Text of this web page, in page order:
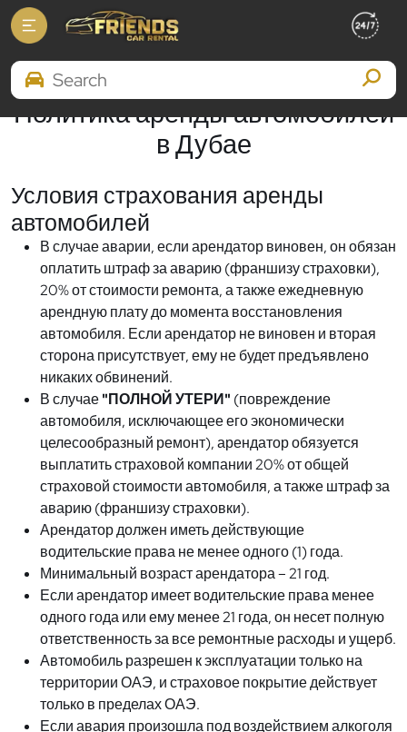
Search Brands
дом Политика аренды
Политика аренды автомобилей
в Дубае
Условия страхования аренды
автомобилей
В случае аварии, если арендатор виновен, он обязан
оплатить штраф за аварию (франшизу страховки),
20% от стоимости ремонта, а также ежедневную
арендную плату до момента восстановления
автомобиля. Если арендатор не виновен и вторая
сторона присутствует, ему не будет предъявлено
никаких обвинений.
В случае"ПОЛНОЙ УТЕРИ" (повреждение
автомобиля, исключающее его экономически
целесообразный ремонт), арендатор обязуется
выплатить страховой компании 20% от общей
страховой стоимости автомобиля, а также штраф за
аварию (франшизу страховки).
Арендатор должен иметь действующие
водительские права не менее одного (1) года.
Минимальный возраст арендатора – 21 год.
Если арендатор имеет водительские права менее
одного года или ему менее 21 года, он несет полную
ответственность за все ремонтные расходы и ущерб.
Автомобиль разрешен к эксплуатации только на
территории ОАЭ, и страховое покрытие действует
только в пределах ОАЭ.
Если авария произошла под воздействием алкоголя